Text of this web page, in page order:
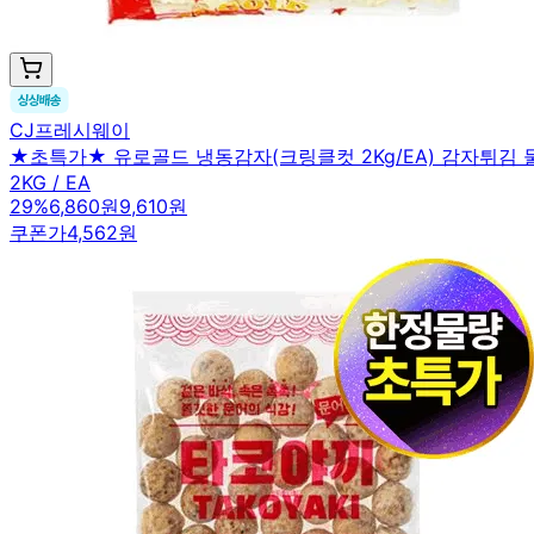
CJ프레시웨이
★초특가★ 유로골드 냉동감자(크링클컷 2Kg/EA) 감자튀김
2KG / EA
29%6,860원9,610원
쿠폰가4,562원